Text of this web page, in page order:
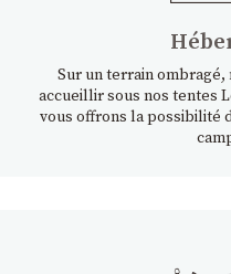
Sur un terrain ombragé,
accueillir sous nos tentes
vous offrons la possibilité